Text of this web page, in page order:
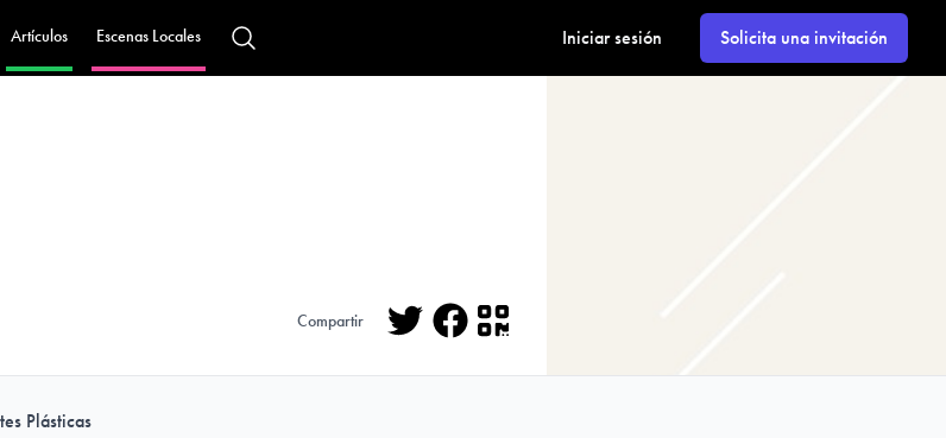
Artículos Escenas Locales Iniciar sesión Solicita una invitación
Compartir
Plásticas